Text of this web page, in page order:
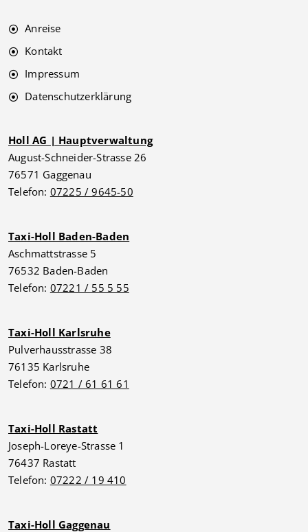
Anreise
Kontakt
Impressum
Datenschutzerklärung
Holl AG | Hauptverwaltung
August-Schneider-Strasse 26
76571 Gaggenau
Telefon: 07225 / 9645-50
Taxi-Holl Baden-Baden
Aschmattstrasse 5
76532 Baden-Baden
Telefon: 07221 / 55 5 55
Taxi-Holl Karlsruhe
Pulverhausstrasse 38
76135 Karlsruhe
Telefon: 0721 / 61 61 61
Taxi-Holl Rastatt
Joseph-Loreye-Strasse 1
76437 Rastatt
Telefon: 07222 / 19 410
Taxi-Holl Gaggenau